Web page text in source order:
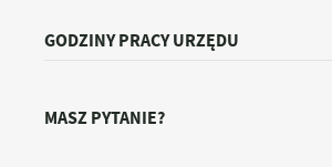
GODZINY PRACY URZĘDU
MASZ PYTANIE?